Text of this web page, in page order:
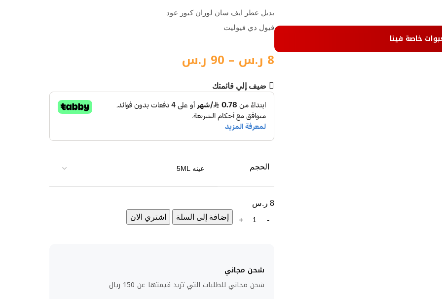
خاصة فينا
بديل عطر ايف سان لوران كيور عود
فيول دي فيوليت
8 ر.س –
90 ر.س
ضيف إلي قائمتك
الحجم
8 ر.س
إضافة إلى السلة
اشتري الان
شحن مجاني
شحن مجاني للطلبات التي تزيد قيمتها عن 150 ريال